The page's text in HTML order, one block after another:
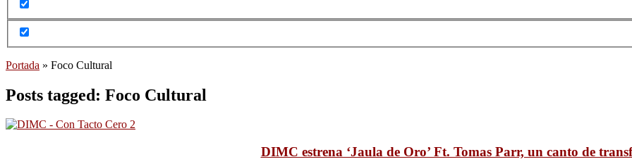
Portada » Foco Cultural
Posts tagged: Foco Cultural
DIMC estrena ‘Jaula de Oro’ Ft. Tomas Parr, un canto de